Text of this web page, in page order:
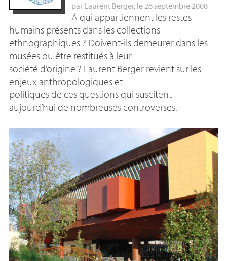
par Laurent Berger, le 26 septembre 2008
À qui appartiennent les restes
humains présents dans les collections
ethnographiques ? Doivent-ils demeurer dans les
musées ou être restitués à leur
société d’origine ? Laurent Berger revient sur les
enjeux anthropologiques et
politiques de ces questions qui suscitent
aujourd’hui de nombreuses controverses.